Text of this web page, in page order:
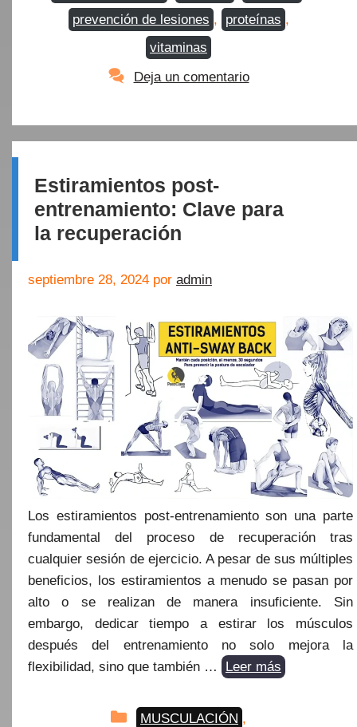
prevención de lesiones , proteínas ,
vitaminas
Deja un comentario
Estiramientos post-
entrenamiento: Clave para
la recuperación
septiembre 28, 2024 por admin
Los estiramientos post-entrenamiento son una parte
fundamental del proceso de recuperación tras
cualquier sesión de ejercicio. A pesar de sus múltiples
beneficios, los estiramientos a menudo se pasan por
alto o se realizan de manera insuficiente. Sin
embargo, dedicar tiempo a estirar los músculos
después del entrenamiento no solo mejora la
flexibilidad, sino que también …
Leer más
Categorías
MUSCULACIÓN ,